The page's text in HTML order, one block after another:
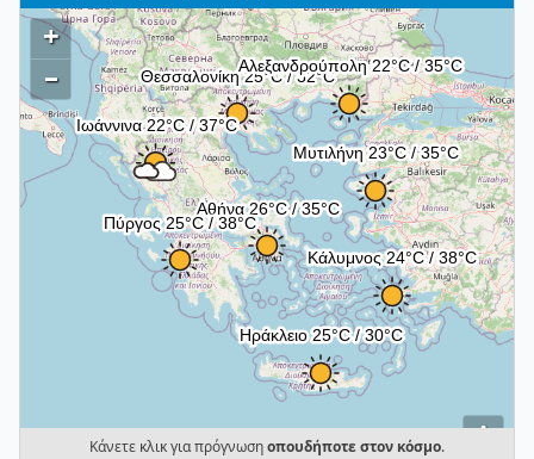
i
+
–
Κάνετε κλικ για πρόγνωσηοπουδήποτε στον κόσμο.